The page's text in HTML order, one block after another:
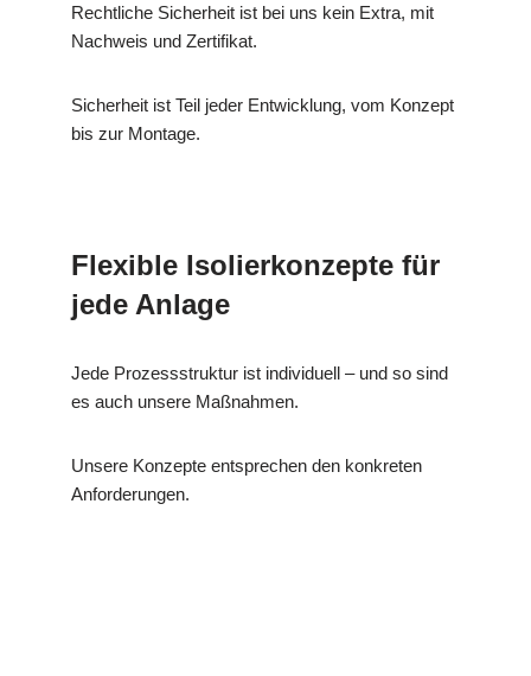
Rechtliche Sicherheit ist bei uns kein Extra, mit
Nachweis und Zertifikat.
Sicherheit ist Teil jeder Entwicklung, vom Konzept
bis zur Montage.
Flexible Isolierkonzepte für
jede Anlage
Jede Prozessstruktur ist individuell – und so sind
es auch unsere Maßnahmen.
Unsere Konzepte entsprechen den konkreten
Anforderungen.